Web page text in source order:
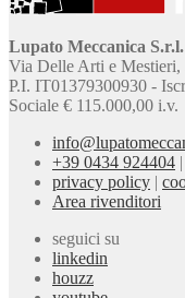
Lupato Meccanica S.r.l.
Via Delle Arti e
P.I. IT01379300930 -
Sociale € 115.000,00 i.v.
+39 0434 924404 |
privacy policy |
Area rivenditori
seguici su
linkedin
houzz